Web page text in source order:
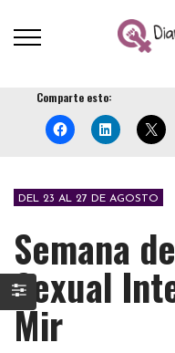
Comparte esto:
DEL 23 AL 27 DE AGOSTO
Semana
Sexual
Mir